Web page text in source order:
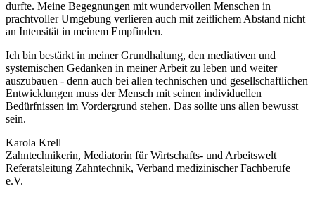
durfte. Meine Begegnungen mit wundervollen Menschen in
prachtvoller Umgebung verlieren auch mit zeitlichem Abstand nicht
an Intensität in meinem Empfinden.
Ich bin bestärkt in meiner Grundhaltung, den mediativen und
systemischen Gedanken in meiner Arbeit zu leben und weiter
auszubauen - denn auch bei allen technischen und gesellschaftlichen
Entwicklungen muss der Mensch mit seinen individuellen
Bedürfnissen im Vordergrund stehen. Das sollte uns allen bewusst
sein.
Karola Krell
Zahntechnikerin, Mediatorin für Wirtschafts- und Arbeitswelt
Referatsleitung Zahntechnik, Verband medizinischer Fachberufe
e.V.